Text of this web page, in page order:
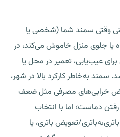
وقتی سمند شما (شخصی یا
یا جلوی منزل خاموش می‌کند، در
عیب‌یابی، تعمیر در محل یا
سمند به‌خاطر کارکرد بالا در شهر،
خرابی‌های مصرفی مثل ضعف
دماست؛ اما با انتخاب
تعویض باتری، یا